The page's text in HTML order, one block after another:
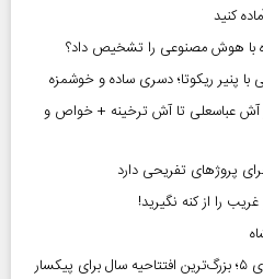
با هوش مصنوعی را تشخیص داد؟
پنیر ریکوتا؛ دسری ساده و خوشمزه
آش عباسعلی تا آش ترخینه + خواص و
پروژهای تفریحی دارد
را از کنه نگیرید!